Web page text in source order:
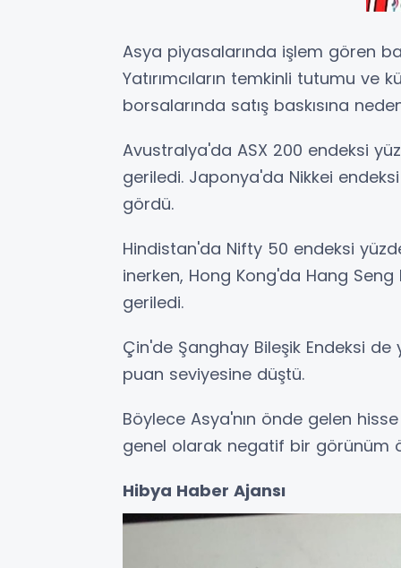
Asya piyasalarında işlem gören
Yatırımcıların temkinli tutumu ve
borsalarında satış baskısına
Avustralya'da ASX 200 endeksi
geriledi. Japonya'da Nikkei
gördü.
Hindistan'da Nifty 50 endeksi
inerken, Hong Kong'da Hang
geriledi.
Çin'de Şanghay Bileşik Endeksi
puan seviyesine düştü.
Böylece Asya'nın önde gelen
genel olarak negatif bir görünüm
Hibya Haber Ajansı